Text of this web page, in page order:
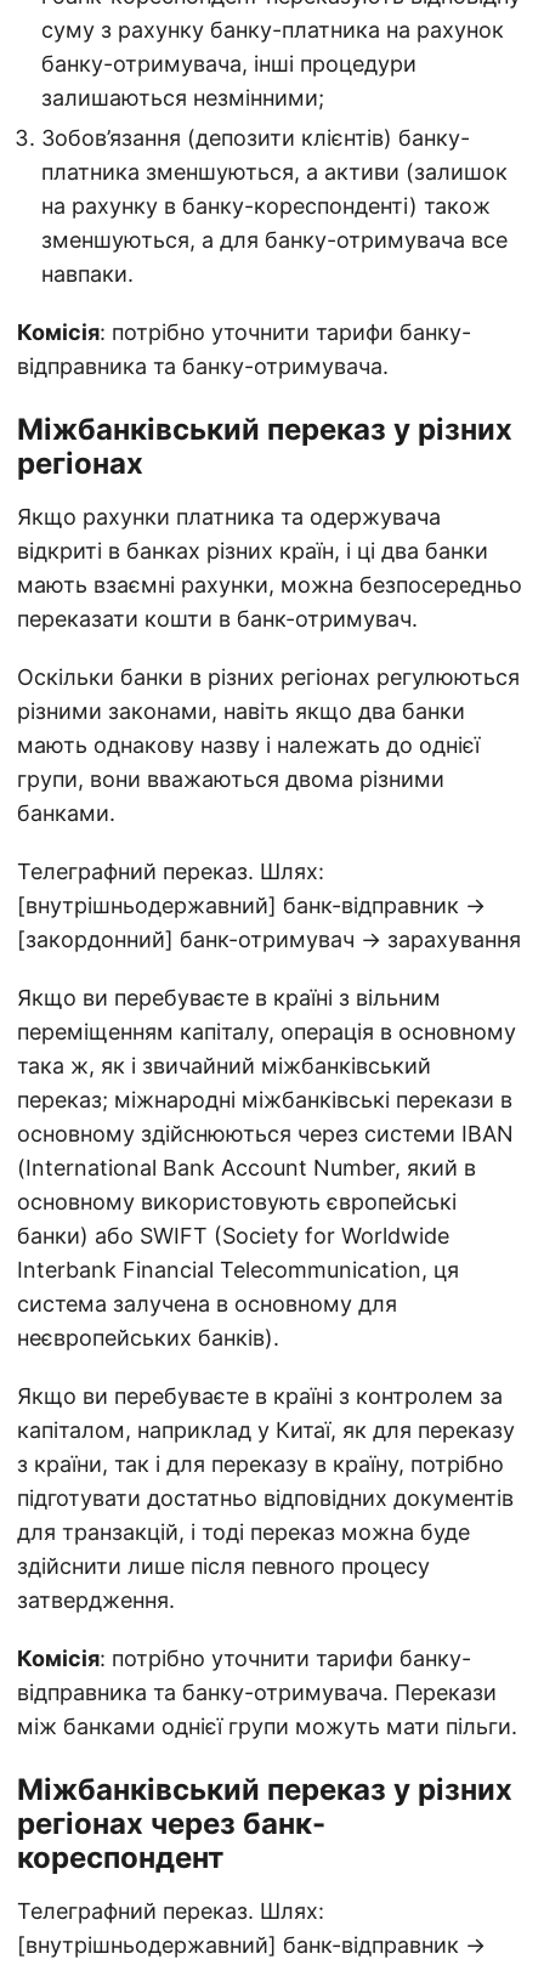
суму з рахунку банку-платника на рахунок
банку-отримувача, інші процедури
залишаються незмінними;
Зобов’язання (депозити клієнтів) банку-
платника зменшуються, а активи (залишок
на рахунку в банку-кореспонденті) також
зменшуються, а для банку-отримувача все
навпаки.
Комісія: потрібно уточнити тарифи банку-
відправника та банку-отримувача.
Міжбанківський переказ у різних
регіонах
Якщо рахунки платника та одержувача
відкриті в банках різних країн, і ці два банки
мають взаємні рахунки, можна безпосередньо
переказати кошти в банк-отримувач.
Оскільки банки в різних регіонах регулюються
різними законами, навіть якщо два банки
мають однакову назву і належать до однієї
групи, вони вважаються двома різними
банками.
Телеграфний переказ. Шлях:
[внутрішньодержавний] банк-відправник →
[закордонний] банк-отримувач → зарахування
Якщо ви перебуваєте в країні з вільним
переміщенням капіталу, операція в основному
така ж, як і звичайний міжбанківський
переказ; міжнародні міжбанківські перекази в
основному здійснюються через системи IBAN
(International Bank Account Number, який в
основному використовують європейські
банки) або SWIFT (Society for Worldwide
Interbank Financial Telecommunication, ця
система залучена в основному для
неєвропейських банків).
Якщо ви перебуваєте в країні з контролем за
капіталом, наприклад у Китаї, як для переказу
з країни, так і для переказу в країну, потрібно
підготувати достатньо відповідних документів
для транзакцій, і тоді переказ можна буде
здійснити лише після певного процесу
затвердження.
Комісія: потрібно уточнити тарифи банку-
відправника та банку-отримувача. Перекази
між банками однієї групи можуть мати пільги.
Міжбанківський переказ у різних
регіонах через банк-
кореспондент
Телеграфний переказ. Шлях:
[внутрішньодержавний] банк-відправник →